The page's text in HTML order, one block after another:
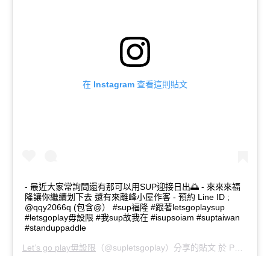
在 Instagram 查看這則貼文
- 最近大家常詢問還有那可以用SUP迎接日出🌅 - 來來來福
隆讓你繼續划下去 還有來離峰小屋作客 - 預約 Line ID ;
@qqy2066q (包含@） #sup福隆 #跟著letsgoplaysup
#letsgoplay毋設限 #我sup故我在 #isupsoiam #suptaiwan
#standuppaddle
Let’s go play毋設限 （@supletsgoplay）分享的貼文 於 PDT 2019 年 9月 月 16 日 上午 7:21